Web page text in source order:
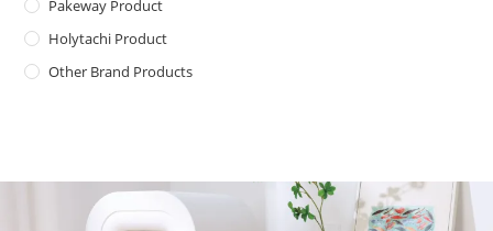
Pakeway Product
Holytachi Product
Other Brand Products